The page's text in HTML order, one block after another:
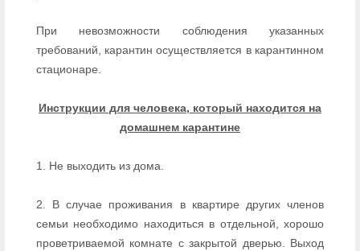
При невозможности соблюдения указанных
требований, карантин осуществляется в карантинном
стационаре.
Инструкции для человека, который находится на
домашнем карантине
1. Не выходить из дома.
2. В случае проживания в квартире других членов
семьи необходимо находиться в отдельной, хорошо
проветриваемой комнате с закрытой дверью. Выход